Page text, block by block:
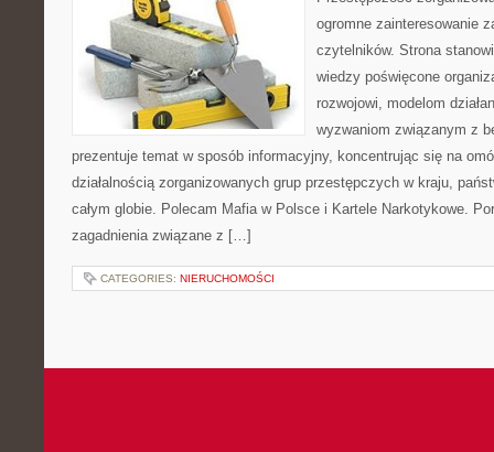
ogromne zainteresowanie
czytelników. Strona
wiedzy poświęcone
rozwojowi, modelom
wyzwaniom związanym z
prezentuje temat w sposób informacyjny, koncentrując się na
działalnością zorganizowanych grup przestępczych w kraju,
całym globie. Polecam Mafia w Polsce i Kartele Narkotykowe.
zagadnienia związane z […]
CATEGORIES: NIERUCHOMOŚCI